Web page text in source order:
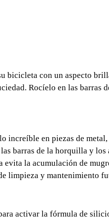
bicicleta con un aspecto
Rocíelo en las
increíble en piezas de
barras de la horquilla y los
la acumulación de
limpieza y mantenimiento
activar la fórmula de